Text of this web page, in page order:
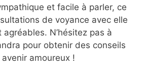
et facile à parler, ce
de voyance avec elle
N’hésitez pas à
pour obtenir des conseils
amoureux !